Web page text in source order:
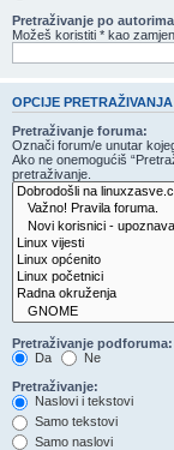
Pretraživanje po
Možeš koristiti * kao
OPCIJE PRETRAŽIVANJA
Pretraživanje foruma:
Označi forum/e unutar
Ako ne onemogućiš
pretraživanje.
Pretraživanje podforuma:
Da
Ne
Pretraživanje:
Naslovi i tekstovi
Samo tekstovi
Samo naslovi